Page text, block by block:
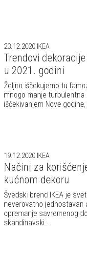
23.12.2020 IKEA
Trendovi
u 2021. godini
Željno iščekujemo tu
mnogo manje
iščekivanjem Nove
19.12.2020 IKEA
Načini za
kućnom dekoru
Švedski brend IKEA je
neverovatno jednostavan
opremanje savremenog
skandinavski...